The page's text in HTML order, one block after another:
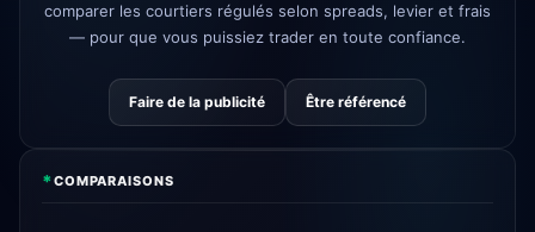
Tickmill vitesse de retrait
désormais 24h
comparer les courtiers régulés selon spreads, levier et frais
— pour que vous puissiez trader en toute confiance.
Faire de la publicité Être référencé
*COMPARAISONS